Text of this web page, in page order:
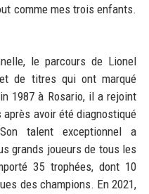
comme mes trois enfants.
le parcours de Lionel
de titres qui ont marqué
1987 à Rosario, il a rejoint
après avoir été diagnostiqué
talent exceptionnel a
grands joueurs de tous les
35 trophées, dont 10
des champions. En 2021,